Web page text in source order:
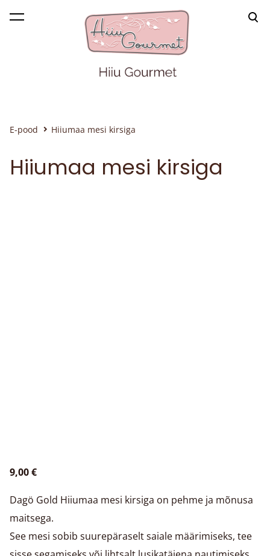
lisati ostukorvi. Vaata ostukorvi
E-pood Hiiumaa mesi kirsiga
Hiiumaa mesi kirsiga
9,00 €
Dagö Gold Hiiumaa mesi kirsiga on pehme ja mõnusa
maitsega.
See mesi sobib suurepäraselt saiale määrimiseks, tee